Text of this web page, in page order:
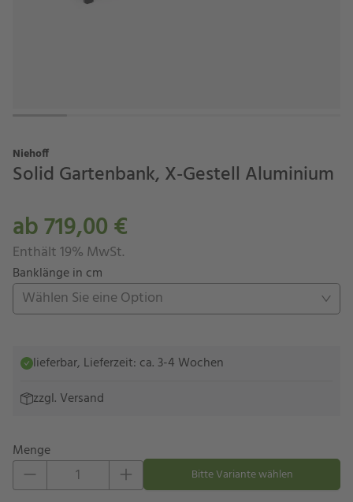
Niehoff
Solid Gartenbank, X-Gestell Aluminium
ab 719,00 €
Enthält 19% MwSt.
Banklänge in cm
Wählen Sie eine Option
lieferbar, Lieferzeit: ca. 3-4 Wochen
zzgl. Versand
Menge
Eins hinzufügen Eins entfernenBitte Variante wählen